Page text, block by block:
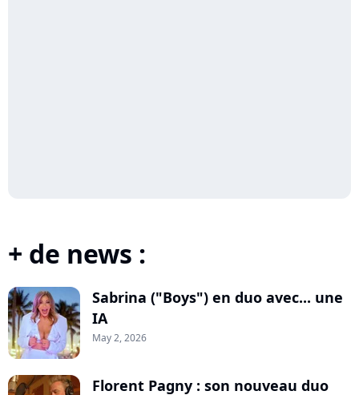
+ de news :
Sabrina ("Boys") en duo avec... une
IA
May 2, 2026
Florent Pagny : son nouveau duo